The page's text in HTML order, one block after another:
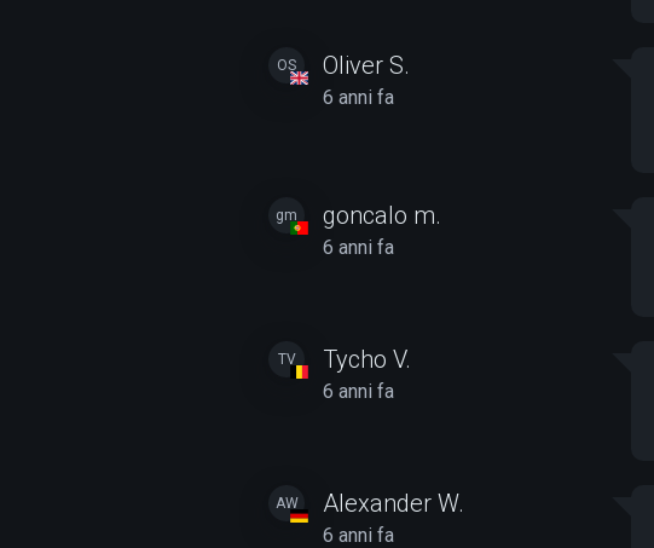
OS Oliver S.
6 anni fa
gm goncalo m.
6 anni fa
TV Tycho V.
6 anni fa
AW Alexander W.
6 anni fa